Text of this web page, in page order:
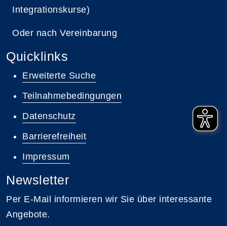
Integrationskurse)
Oder nach Vereinbarung
Quicklinks
Erweiterte Suche
Teilnahmebedingungen
Datenschutz
Barrierefreiheit
Impressum
Newsletter
Per E-Mail informieren wir Sie über interessante
Angebote.